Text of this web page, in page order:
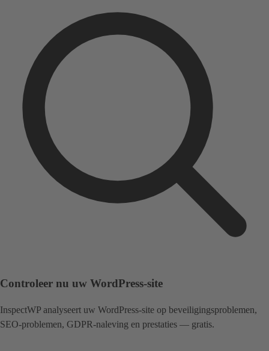
Controleer nu uw WordPress-site
InspectWP analyseert uw WordPress-site op beveiligingsproblemen,
SEO-problemen, GDPR-naleving en prestaties — gratis.